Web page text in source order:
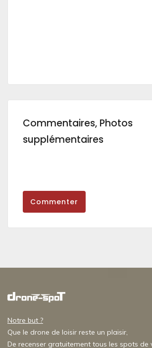
Commentaires, Photos
supplémentaires
Commenter
Notre but ?
Que le drone de loisir reste un plaisir,
De recenser gratuitement tous les spots de